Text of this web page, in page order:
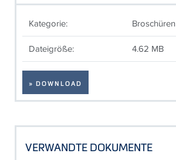
Kategorie: Broschüren
Dateigröße: 4.62 MB
» DOWNLOAD
VERWANDTE DOKUMENTE